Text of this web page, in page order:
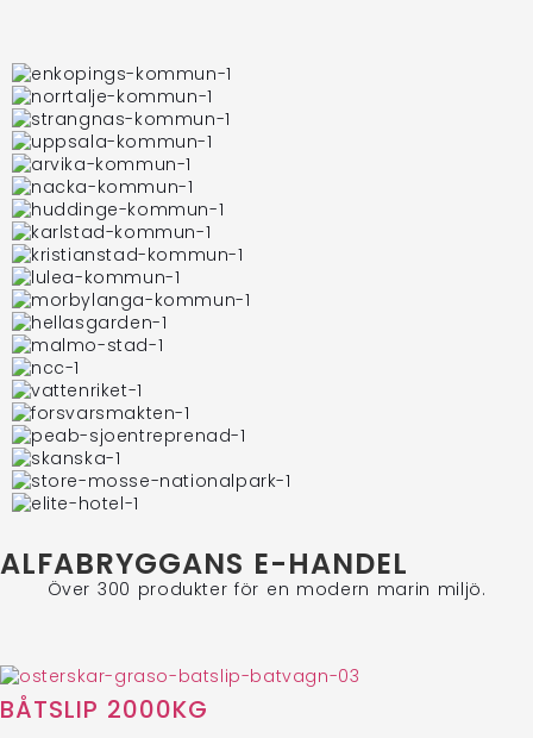
ALFABRYGGANS E-HANDEL
Över 300 produkter för en modern marin miljö.
BÅTSLIP 2000KG